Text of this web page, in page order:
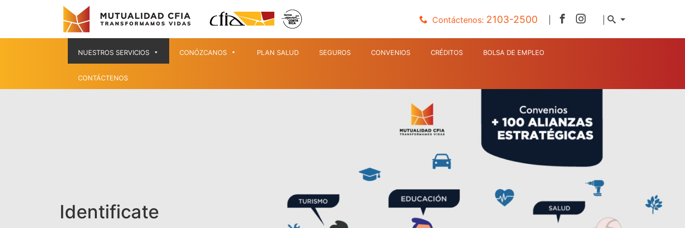
Contáctenos: 2103-2500 |
NUESTROS SERVICIOS CONÓZCANOS PLAN SALUD SEGUROS CONVENIOS CRÉDITOS BOLSA DE EMPLEO
CONTÁCTENOS
Identificate